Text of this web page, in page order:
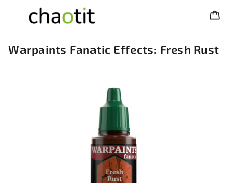
Warpaints Fanatic Effects: Fresh Rust